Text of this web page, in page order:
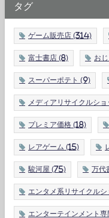
タグ
ゲーム販売店 (314)
富士書店 (8) お
スーパーポテト (9)
メディアリサイクルショ
プレミア価格 (18)
レアゲーム (15)
駿河屋 (75) 万代
エンタメ系リサイクルシ
エンターテインメント専